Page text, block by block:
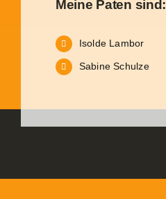
Meine Paten sind:
Isolde Lambor
Sabine Schulze